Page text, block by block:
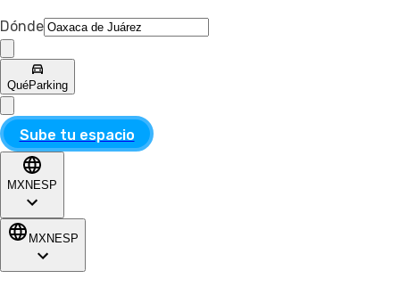
Dónde
QuéParking
Sube tu espacio
MXN ESP
MXN ESP